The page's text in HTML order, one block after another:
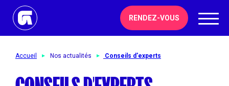
RENDEZ-VOUS
Accueil Nos actualités Conseils d'experts